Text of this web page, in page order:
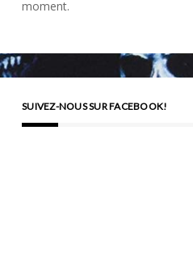
moment.
SUIVEZ-NOUS SUR FACEBOOK!